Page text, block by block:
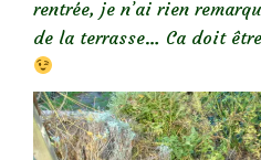
rentrée, je n’ai rien
de la terrasse… Ca doit